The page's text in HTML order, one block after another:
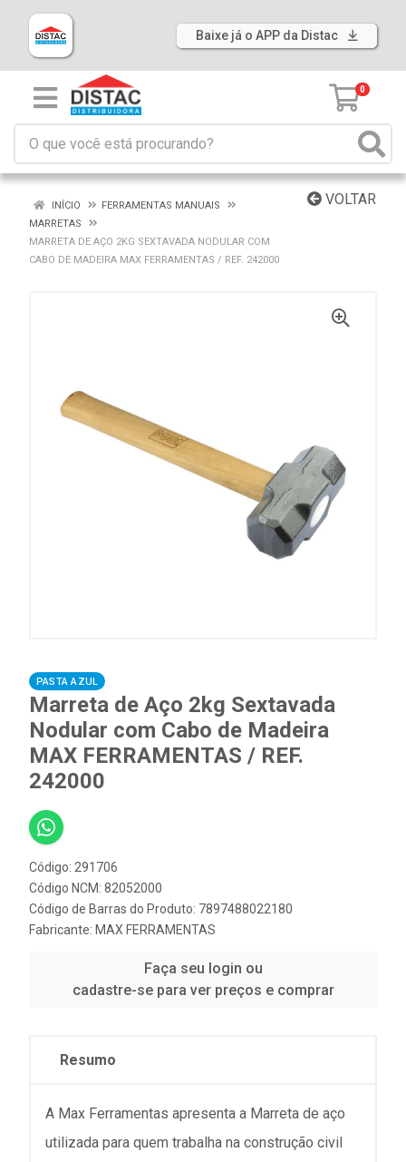
Baixe já o APP da Distac
0
VOLTAR
INÍCIO
FERRAMENTAS MANUAIS
MARRETAS
MARRETA DE AÇO 2KG SEXTAVADA NODULAR COM
CABO DE MADEIRA MAX FERRAMENTAS / REF. 242000
PASTA AZUL
Marreta de Aço 2kg Sextavada
Nodular com Cabo de Madeira
MAX FERRAMENTAS / REF.
242000
Código: 291706
Código NCM: 82052000
Código de Barras do Produto: 7897488022180
Fabricante: MAX FERRAMENTAS
Faça seu login ou
cadastre-se para ver preços e comprar
Resumo
A Max Ferramentas apresenta a Marreta de aço
utilizada para quem trabalha na construção civil